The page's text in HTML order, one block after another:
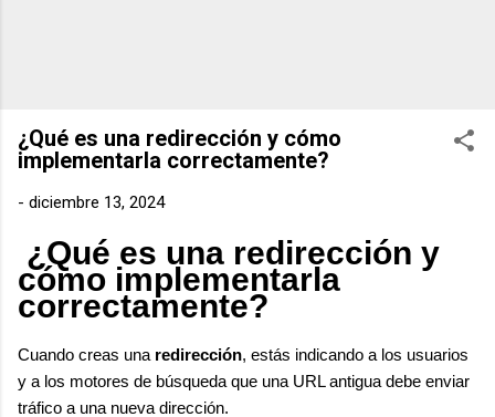
¿Qué es una redirección y cómo
implementarla correctamente?
- diciembre 13, 2024
¿Qué es una redirección y
cómo implementarla
correctamente?
Cuando creas una redirección, estás indicando a los usuarios
y a los motores de búsqueda que una URL antigua debe enviar
tráfico a una nueva dirección.